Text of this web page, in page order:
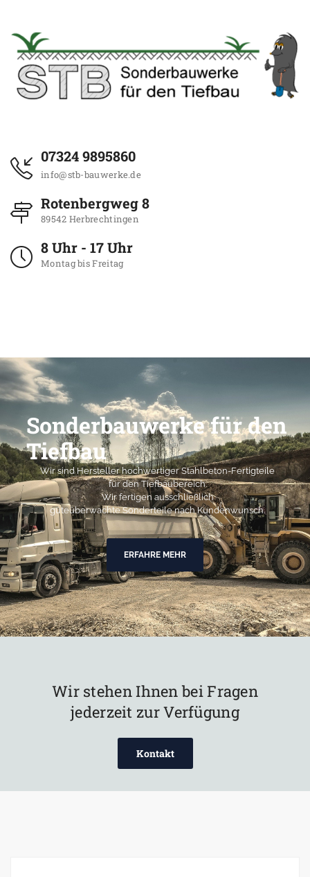
07324 9895860
info@stb-bauwerke.de
Rotenbergweg 8
89542 Herbrechtingen
8 Uhr - 17 Uhr
Montag bis Freitag
ERFAHRE MEHR
Wir sind Hersteller hochwertiger Stahlbeton-Fertigteile
für den Tiefbaubereich.
Wir fertigen ausschließlich
güteüberwachte Sonderteile nach Kundenwunsch.
Sonderbauwerke für den
Tiefbau
Wir stehen Ihnen bei Fragen
jederzeit zur Verfügung
Kontakt